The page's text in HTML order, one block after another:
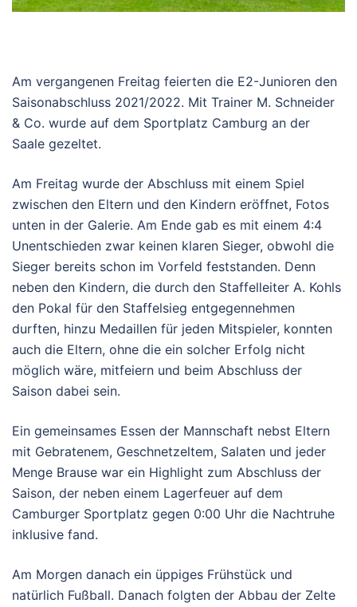
Am vergangenen Freitag feierten die E2-Junioren den
Saisonabschluss 2021/2022. Mit Trainer M. Schneider
& Co. wurde auf dem Sportplatz Camburg an der
Saale gezeltet.
Am Freitag wurde der Abschluss mit einem Spiel
zwischen den Eltern und den Kindern eröffnet, Fotos
unten in der Galerie. Am Ende gab es mit einem 4:4
Unentschieden zwar keinen klaren Sieger, obwohl die
Sieger bereits schon im Vorfeld feststanden. Denn
neben den Kindern, die durch den Staffelleiter A. Kohls
den Pokal für den Staffelsieg entgegennehmen
durften, hinzu Medaillen für jeden Mitspieler, konnten
auch die Eltern, ohne die ein solcher Erfolg nicht
möglich wäre, mitfeiern und beim Abschluss der
Saison dabei sein.
Ein gemeinsames Essen der Mannschaft nebst Eltern
mit Gebratenem, Geschnetzeltem, Salaten und jeder
Menge Brause war ein Highlight zum Abschluss der
Saison, der neben einem Lagerfeuer auf dem
Camburger Sportplatz gegen 0:00 Uhr die Nachtruhe
inklusive fand.
Am Morgen danach ein üppiges Frühstück und
natürlich Fußball. Danach folgten der Abbau der Zelte